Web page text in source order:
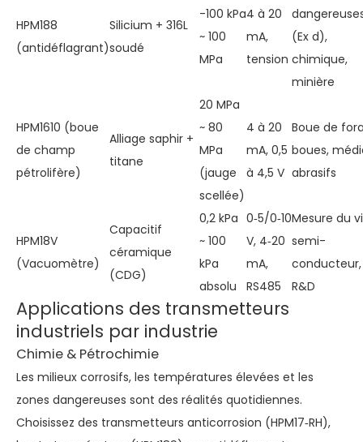
HPM188
(antidéflagrant)
Silicium + 316L
soudé
-100 kPa
~ 100
MPa
4 à 20
mA,
tension
(Ex d),
chimique,
minière
HPM1610 (boue
de champ
pétrolifère)
Alliage saphir +
titane
20 MPa
~ 80
MPa
(jauge
scellée)
4 à 20
mA, 0,5
à 4,5 V
Boue de
boues,
abrasifs
HPM18V
(Vacuomètre)
Capacitif
céramique
(CDG)
0,2 kPa
~ 100
kPa
absolu
0‑5/0‑10
V, 4‑20
mA,
RS485
Mesure du
semi-
conducteur,
R&D
Applications des transmetteurs
industriels par industrie
Chimie & Pétrochimie
Les milieux corrosifs, les températures élevées et les
zones dangereuses sont des réalités quotidiennes.
Choisissez des transmetteurs anticorrosion (HPM17‑RH),